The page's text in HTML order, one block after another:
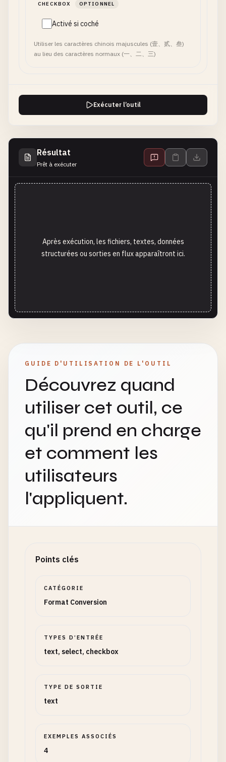
CHECKBOX OPTIONNEL
Activé si coché
Utiliser les caractères chinois majuscules (壹、贰、叁)
au lieu des caractères normaux (一、二、三)
Exécuter l’outil
Résultat
Prêt à exécuter
Après exécution, les fichiers, textes, données
structurées ou sorties en flux apparaîtront ici.
GUIDE D'UTILISATION DE L'OUTIL
Découvrez quand
utiliser cet outil, ce
qu'il prend en charge
et comment les
utilisateurs
l'appliquent.
Points clés
CATÉGORIE
Format Conversion
TYPES D’ENTRÉE
text, select, checkbox
TYPE DE SORTIE
text
EXEMPLES ASSOCIÉS
4